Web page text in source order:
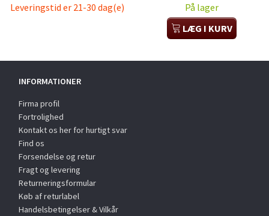
Leveringstid er 21-30 dag(e)
På lager
LÆG I KURV
INFORMATIONER
Firma profil
Fortrolighed
Kontakt os her for hurtigt svar
Find os
Forsendelse og retur
Fragt og levering
Returneringsformular
Køb af returlabel
Handelsbetingelser & Vilkår